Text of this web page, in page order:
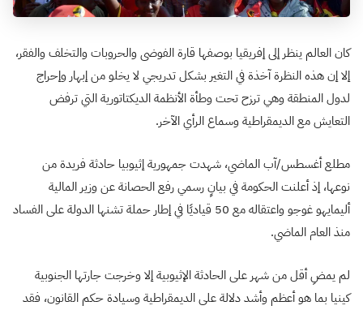
كان العالم ينظر إلى إفريقيا بوصفها قارة الفوضى والحروبات والتخلف والفقر،
إلا إن هذه النظرة آخذة في التغير بشكل تدريجي لا يخلو من إبهار وإحراج
لدول المنطقة وهي ترزح تحت وطأة الأنظمة الديكتاتورية التي ترفض
التعايش مع الديمقراطية وسماع الرأي الآخر.
مطلع أغسطس/آب الماضي، شهدت جمهورية إثيوبيا حادثة فريدة من
نوعها، إذ أعلنت الحكومة في بيانٍ رسمي رفع الحصانة عن وزير المالية
أليمايهو غوجو واعتقاله مع 50 قياديًا في إطار حملة تشنها الدولة على الفساد
منذ العام الماضي.
لم يمضِ أقل من شهر على الحادثة الإثيوبية إلا وخرجت جارتها الجنوبية
كينيا بما هو أعظم وأشد دلالة على الديمقراطية وسيادة حكم القانون، فقد